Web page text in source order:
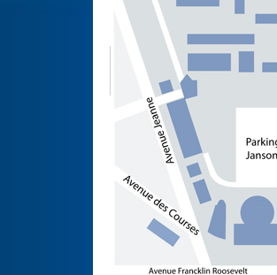
Carte Carte Interactive
En voiture
Autres